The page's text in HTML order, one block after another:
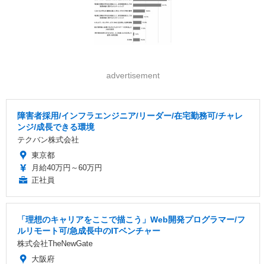
advertisement
障害者採用/インフラエンジニア/リーダー/在宅勤務可/チャレ
ンジ/成長できる環境
テクバン株式会社
東京都
月給40万円～60万円
正社員
「理想のキャリアをここで描こう」Web開発プログラマー/フ
ルリモート可/急成長中のITベンチャー
株式会社TheNewGate
大阪府